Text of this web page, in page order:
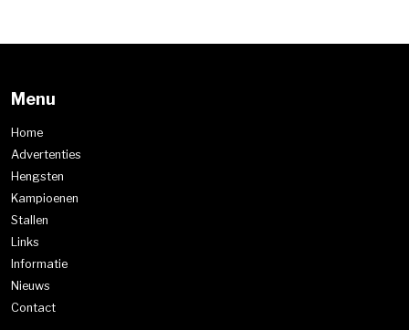
Menu
Home
Advertenties
Hengsten
Kampioenen
Stallen
Links
Informatie
Nieuws
Contact